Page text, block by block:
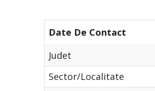
Date De Contact
Judet
Sector/Localitate